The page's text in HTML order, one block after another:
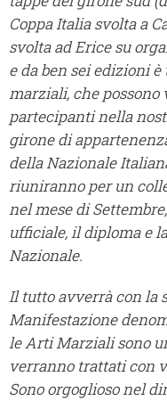
Coppa Italia svolta a
svolta ad Erice su
e da ben sei edizioni
marziali, che
partecipanti nella
girone di
della Nazionale
riuniranno per un
nel mese di
ufficiale, il diploma e
Nazionale.
Il tutto avverrà con la
Manifestazione
le Arti Marziali sono
verranno trattati con
Sono orgoglioso nel